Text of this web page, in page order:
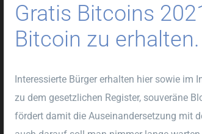
Gratis Bitcoins
Bitcoin zu erhalten.
Interessierte Bürger erhalten hier sowie im
zu dem gesetzlichen Register, souveräne
fördert damit die Auseinandersetzung mit